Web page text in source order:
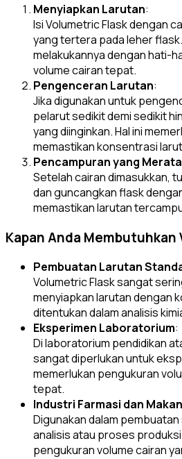
Menyiapkan Larutan:
Isi Volumetric Flask dengan
yang tertera pada leher
melakukannya dengan hati-
volume cairan tepat.
Pengenceran Larutan:
Jika digunakan untuk
pelarut sedikit demi sedikit
yang diinginkan. Hal ini
memastikan konsentrasi
Pencampuran yang Merata
Setelah cairan dimasukkan,
dan guncangkan flask
memastikan larutan
Kapan Anda Membutuhkan
Pembuatan Larutan
Volumetric Flask sangat
menyiapkan larutan dengan
ditentukan dalam analisis
Eksperimen Laboratorium:
Di laboratorium pendidikan
sangat diperlukan untuk
memerlukan pengukuran
tepat.
Industri Farmasi dan
Digunakan dalam
analisis atau proses
pengukuran volume cairan